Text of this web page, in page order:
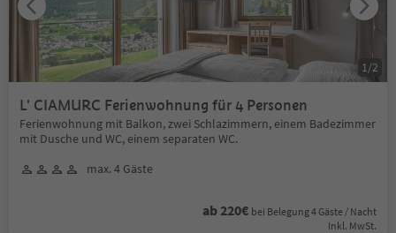
L' CIAMURC Ferienwohnung für 4 Personen
Ferienwohnung mit Balkon, zwei Schlazimmern, einem Badezimmer
mit Dusche und WC, einem separaten WC.
max. 4 Gäste
ab 220€ bei Belegung 4 Gäste / Nacht
Inkl. MwSt.
1/2